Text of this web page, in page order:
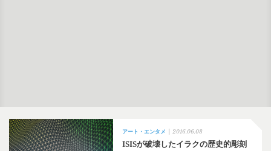
アート・エンタメ 2016.06.08
ISISが破壊したイラクの歴史的彫刻